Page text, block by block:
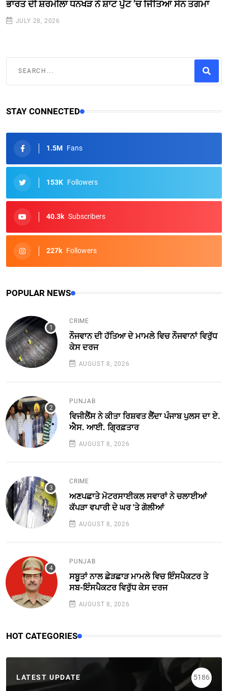
ਭਾਰਤ ਦੀ ਸ਼ਰਮੀਲਾ ਧਨਖੜ ਨੇ ਸ਼ਾਟ ਪੁੱਟ ’ਚ ਜਿੱਤਿਆ ਸੋਨ ਤਗਮਾ
JULY 28, 2026
STAY CONNECTED
1.5M Fans
153K Followers
40.3k Subscribers
227k Followers
POPULAR NEWS
CRIME
ਨੌਜਵਾਨ ਦੀ ਹੱਤਿਆ ਦੇ ਮਾਮਲੇ ਵਿਚ ਨੌਜਵਾਨਾਂ ਵਿਰੁੱਧ
ਕੇਸ ਦਰਜ
AUGUST 8, 2026
PUNJAB
ਵਿਜੀਲੈਂਸ ਨੇ ਕੀਤਾ ਰਿਸ਼ਵਤ ਲੈਂਦਾ ਪੰਜਾਬ ਪੁਲਸ ਦਾ ਏ.
ਐਸ. ਆਈ. ਗ੍ਰਿਫ਼ਤਾਰ
AUGUST 8, 2026
CRIME
ਅਣਪਛਾਤੇ ਮੋਟਰਸਾਈਕਲ ਸਵਾਰਾਂ ਨੇ ਚਲਾਈਆਂ
ਕੱਪੜਾ ਵਪਾਰੀ ਦੇ ਘਰ 'ਤੇ ਗੋਲੀਆਂ
AUGUST 8, 2026
PUNJAB
ਸਬੂਤਾਂ ਨਾਲ ਛੇੜਛਾੜ ਮਾਮਲੇ ਵਿਚ ਇੰਸਪੈਕਟਰ ਤੇ
ਸਬ-ਇੰਸਪੈਕਟਰ ਵਿਰੁੱਧ ਕੇਸ ਦਰਜ
AUGUST 8, 2026
HOT CATEGORIES
LATEST UPDATE 5186